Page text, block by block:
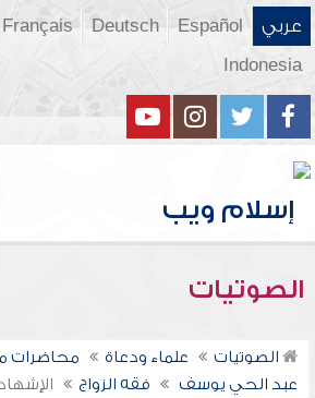
عربي Español
Deutsch
Français
Indonesia
الصوتيات
الصوتيات علماء ودعاة
محاضرات
عبد الحي يوسف
فقه الزواج